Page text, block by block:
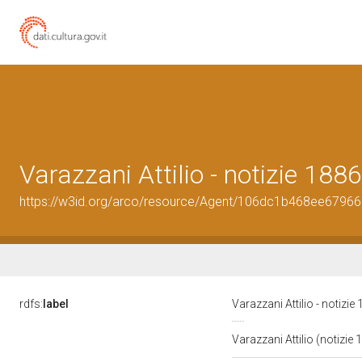
Varazzani Attilio - notizie 1886
https://w3id.org/arco/resource/Agent/
rdfs: label Varazzani Attilio - notizie
Varazzani Attilio (notizie